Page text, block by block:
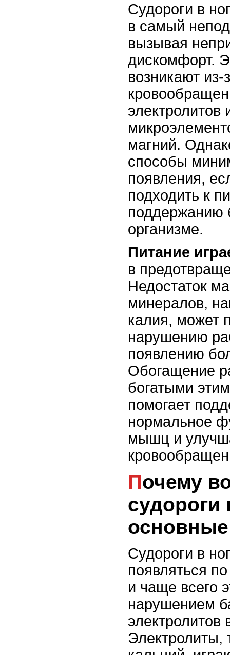
Судороги в
в самый
вызывая
дискомфорт.
возникают
магний.
способы
появления,
подходить к
поддержанию
организме.
Питание
в
Недостаток
минералов,
калия, может
нарушению
появлению
Обогащение
богатыми
помогает
нормальное
мышц и
Почему возникают
судороги
Судороги в
появляться
и чаще всего
нарушением
электролитов
Электролиты,